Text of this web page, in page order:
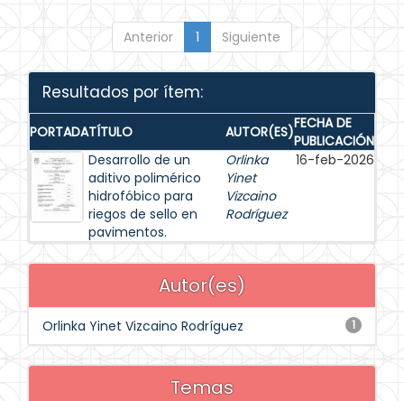
Anterior 1 Siguiente
Resultados por ítem:
PORTADATÍTULO AUTOR(ES)FECHA DE
PUBLICACIÓN
Desarrollo de un
aditivo polimérico
hidrofóbico para
riegos de sello en
pavimentos.
Orlinka
Yinet
Vizcaino
Rodríguez
16-feb-2026
Autor(es)
1
Orlinka Yinet Vizcaino Rodríguez
Temas